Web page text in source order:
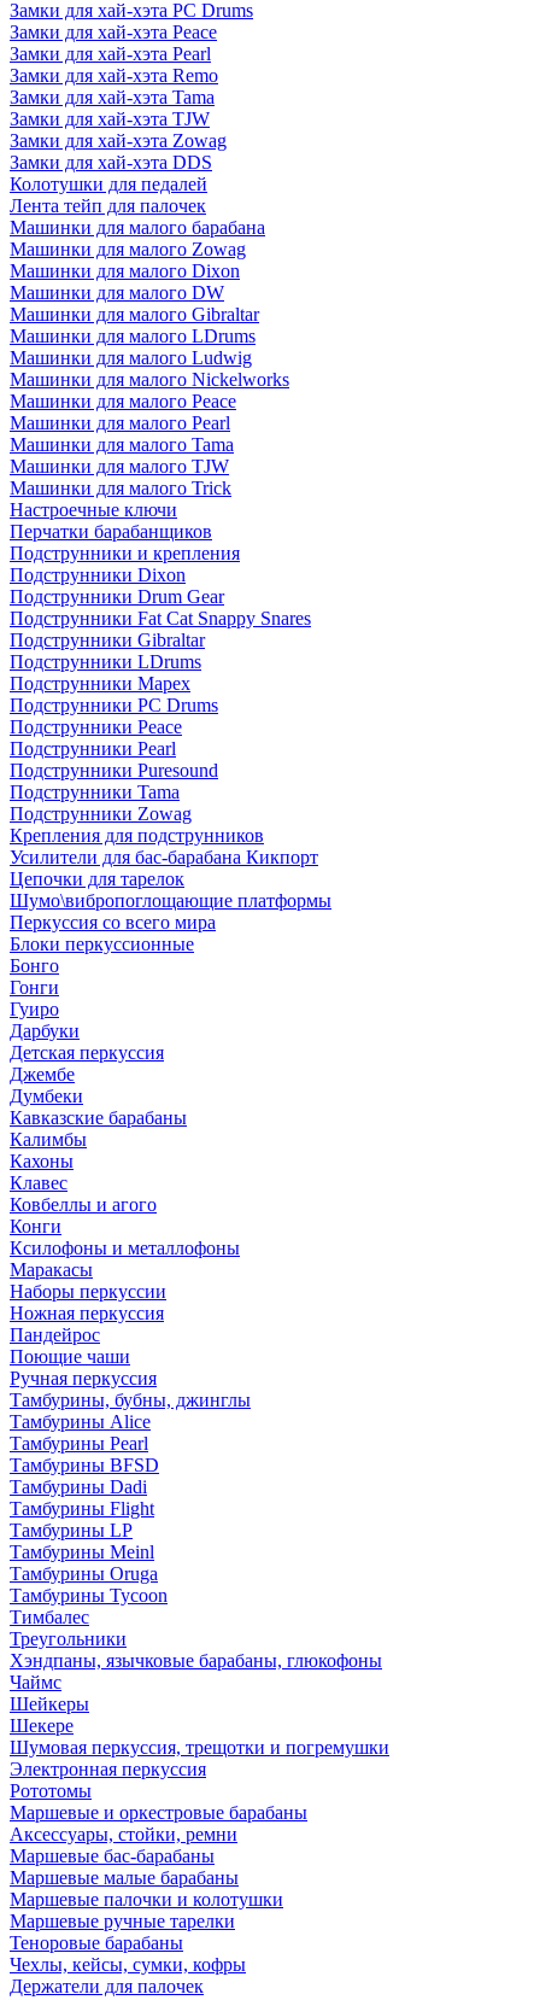
Замки для хай-хэта PC Drums
Замки для хай-хэта Peace
Замки для хай-хэта Pearl
Замки для хай-хэта Remo
Замки для хай-хэта Tama
Замки для хай-хэта TJW
Замки для хай-хэта Zowag
Замки для хай-хэта DDS
Колотушки для педалей
Лента тейп для палочек
Машинки для малого барабана
Машинки для малого Zowag
Машинки для малого Dixon
Машинки для малого DW
Машинки для малого Gibraltar
Машинки для малого LDrums
Машинки для малого Ludwig
Машинки для малого Nickelworks
Машинки для малого Peace
Машинки для малого Pearl
Машинки для малого Tama
Машинки для малого TJW
Машинки для малого Trick
Настроечные ключи
Перчатки барабанщиков
Подструнники и крепления
Подструнники Dixon
Подструнники Drum Gear
Подструнники Fat Cat Snappy Snares
Подструнники Gibraltar
Подструнники LDrums
Подструнники Mapex
Подструнники PC Drums
Подструнники Peace
Подструнники Pearl
Подструнники Puresound
Подструнники Tama
Подструнники Zowag
Крепления для подструнников
Усилители для бас-барабана Кикпорт
Цепочки для тарелок
Шумо\вибропоглощающие платформы
Перкуссия со всего мира
Блоки перкуссионные
Бонго
Гонги
Гуиро
Дарбуки
Детская перкуссия
Джембе
Думбеки
Кавказские барабаны
Калимбы
Кахоны
Клавес
Ковбеллы и агого
Конги
Ксилофоны и металлофоны
Маракасы
Наборы перкуссии
Ножная перкуссия
Пандейрос
Поющие чаши
Ручная перкуссия
Тамбурины, бубны, джинглы
Тамбурины Alice
Тамбурины Pearl
Тамбурины BFSD
Тамбурины Dadi
Тамбурины Flight
Тамбурины LP
Тамбурины Meinl
Тамбурины Oruga
Тамбурины Tycoon
Тимбалес
Треугольники
Хэндпаны, язычковые барабаны, глюкофоны
Чаймс
Шейкеры
Шекере
Шумовая перкуссия, трещотки и погремушки
Электронная перкуссия
Рототомы
Маршевые и оркестровые барабаны
Аксессуары, стойки, ремни
Маршевые бас-барабаны
Маршевые малые барабаны
Маршевые палочки и колотушки
Маршевые ручные тарелки
Теноровые барабаны
Чехлы, кейсы, сумки, кофры
Держатели для палочек